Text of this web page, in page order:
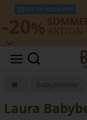
Nur für kurze Zeit!
Babyzimmer
Laura